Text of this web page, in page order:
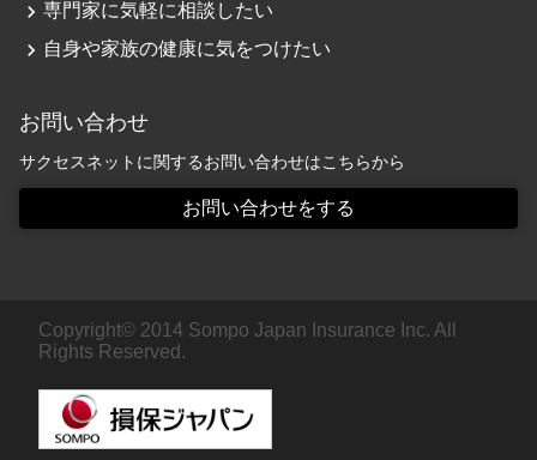
navigate_next 専門家に気軽に相談したい
navigate_next 自身や家族の健康に気をつけたい
お問い合わせ
サクセスネットに関するお問い合わせはこちらから
お問い合わせをする
Copyright© 2014 Sompo Japan Insurance Inc. All
Rights Reserved.